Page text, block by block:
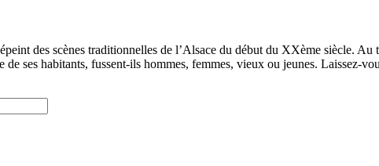
des scènes traditionnelles de l’Alsace du début du XXème siècle.
ses habitants, fussent-ils hommes, femmes, vieux ou jeunes. Laissez-